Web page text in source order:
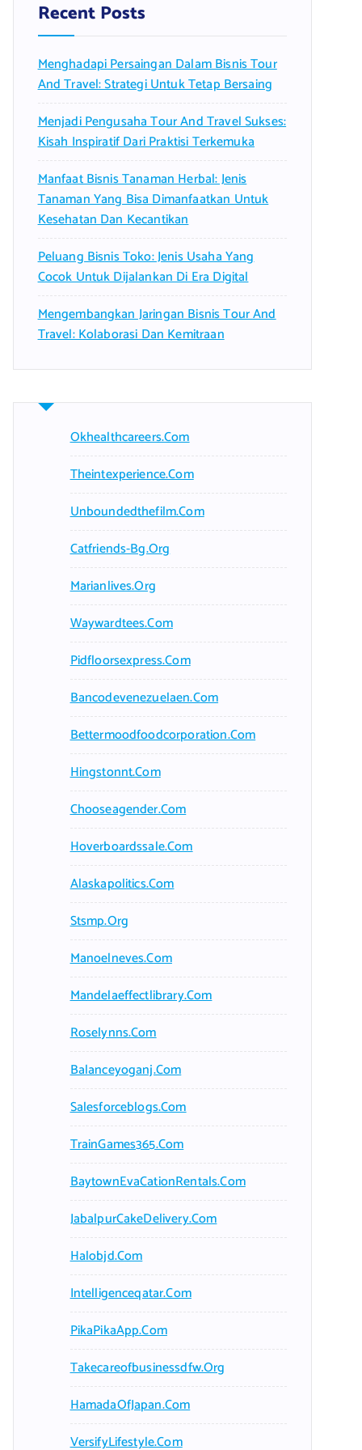
f
o
:
Recent Posts
Menghadapi Persaingan Dalam Bisnis Tour
And Travel: Strategi Untuk Tetap Bersaing
Menjadi Pengusaha Tour And Travel Sukses:
Kisah Inspiratif Dari Praktisi Terkemuka
Manfaat Bisnis Tanaman Herbal: Jenis
Tanaman Yang Bisa Dimanfaatkan Untuk
Kesehatan Dan Kecantikan
Peluang Bisnis Toko: Jenis Usaha Yang
Cocok Untuk Dijalankan Di Era Digital
Mengembangkan Jaringan Bisnis Tour And
Travel: Kolaborasi Dan Kemitraan
Okhealthcareers.com
Theintexperience.com
Unboundedthefilm.com
Catfriends-Bg.org
Marianlives.org
Waywardtees.com
Pidfloorsexpress.com
Bancodevenezuelaen.com
Bettermoodfoodcorporation.com
Hingstonnt.com
Chooseagender.com
Hoverboardssale.com
Alaskapolitics.com
Stsmp.org
Manoelneves.com
Mandelaeffectlibrary.com
Roselynns.com
Balanceyoganj.com
Salesforceblogs.com
TrainGames365.com
BaytownEvaCationRentals.com
JabalpurCakeDelivery.com
Halobjd.com
Intelligenceqatar.com
PikaPikaApp.com
Takecareofbusinessdfw.org
HamadaOfJapan.com
VersifyLifestyle.com